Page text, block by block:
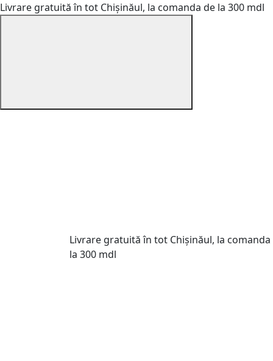
Livrare gratuită în tot Chișinăul, la comanda de la 300 mdl
Livrare gratuită în tot Chișinăul, la comanda
la 300 mdl